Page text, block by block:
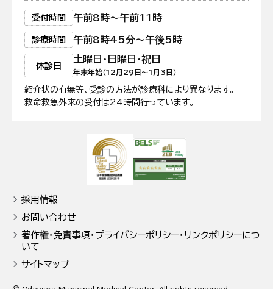
受付時間 午前8時〜午前11時
診療時間 午前8時45分〜午後5時
休診日
土曜日・日曜日・祝日
年末年始（12月29日〜1月3日）
紹介状の有無等、受診の方法が診療科により異なります。
救命救急外来の受付は24時間行っています。
採用情報
お問い合わせ
著作権・免責事項・プライバシーポリシー・リンクポリシーにつ
いて
サイトマップ
日本医療機能評価機構認定病院